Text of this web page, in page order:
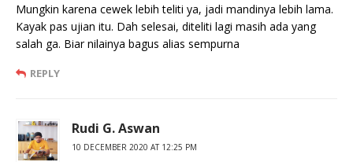
Mungkin karena cewek lebih teliti ya, jadi mandinya lebih lama.
Kayak pas ujian itu. Dah selesai, diteliti lagi masih ada yang
salah ga. Biar nilainya bagus alias sempurna
REPLY
Rudi G. Aswan
10 DECEMBER 2020 AT 12:25 PM